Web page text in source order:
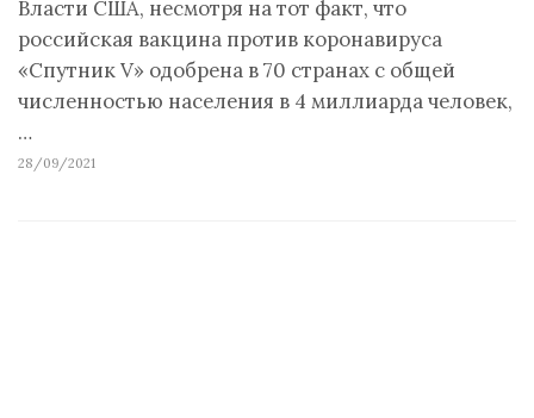
Власти США, несмотря на тот факт, что
российская вакцина против коронавируса
«Спутник V» одобрена в 70 странах с общей
численностью населения в 4 миллиарда человек,
…
28/09/2021